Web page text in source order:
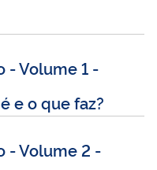
- Volume 1 -
e o que faz?
- Volume 2 -